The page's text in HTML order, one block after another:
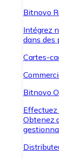
Bitnovo
Intégrez
dans des
Cartes-
Bitnovo
Effectuez
Obtenez